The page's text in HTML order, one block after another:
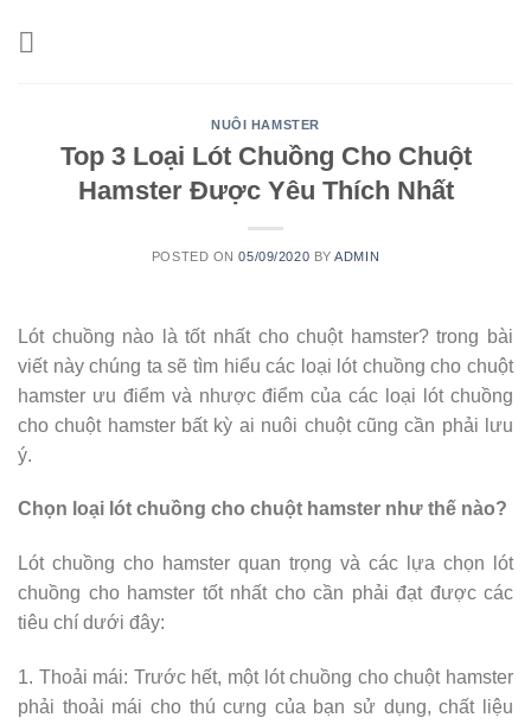
NUÔI HAMSTER
Top 3 Loại Lót Chuồng Cho Chuột
Hamster Được Yêu Thích Nhất
POSTED ON05/09/2020 BYADMIN
Lót chuồng nào là tốt nhất cho chuột hamster? trong bài
viết này chúng ta sẽ tìm hiểu các loại lót chuồng cho chuột
hamster ưu điểm và nhược điểm của các loại lót chuồng
cho chuột hamster bất kỳ ai nuôi chuột cũng cần phải lưu
ý.
Chọn loại lót chuồng cho chuột hamster như thế nào?
Lót chuồng cho hamster quan trọng và các lựa chọn lót
chuồng cho hamster tốt nhất cho cần phải đạt được các
tiêu chí dưới đây:
1. Thoải mái: Trước hết, một lót chuồng cho chuột hamster
phải thoải mái cho thú cưng của bạn sử dụng, chất liệu